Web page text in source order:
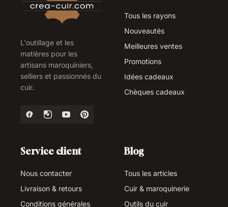
L'outillage et les
matières pour les
artisans maroquiniers,
selliers et passionnés du
cuir.
Tous les rayons
Nouveautés
Meilleures ventes
Promotions
Idées cadeaux
Chèques cadeaux
Service client
Nous contacter
Livraison & retours
Conditions générales
Blog
Tous les articles
Cuir & maroquinerie
Outils du cuir